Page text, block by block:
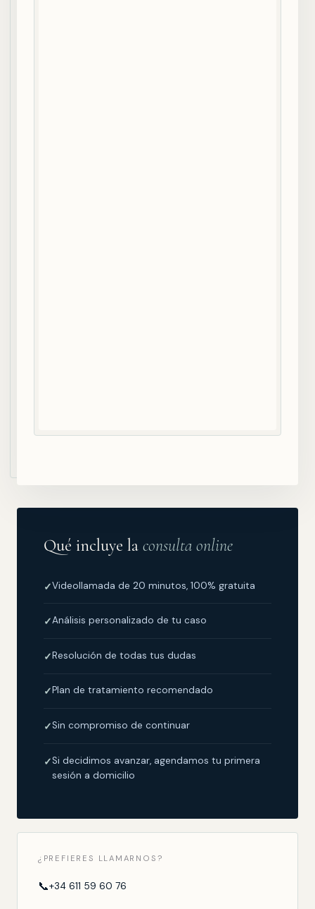
Qué incluye laconsulta online
✓Videollamada de 20 minutos, 100% gratuita
✓Análisis personalizado de tu caso
✓Resolución de todas tus dudas
✓Plan de tratamiento recomendado
✓Sin compromiso de continuar
✓Si decidimos avanzar, agendamos tu primera
sesión a domicilio
¿PREFIERES LLAMARNOS?
📞+34 611 59 60 76